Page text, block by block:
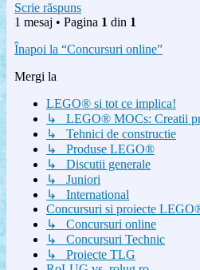
Scrie răspuns
1 mesaj • Pagina 1 din 1
Înapoi la “Concursuri online”
Mergi la
LEGO® si tot ce implica!
↳ LEGO® MOCs: Creatii
↳ Tehnici de constructie
↳ Produse LEGO®
↳ Discutii generale
↳ Juniori
↳ International
Concursuri si proiecte
↳ Concursuri online
↳ Concursuri Technic
↳ Proiecte TLG